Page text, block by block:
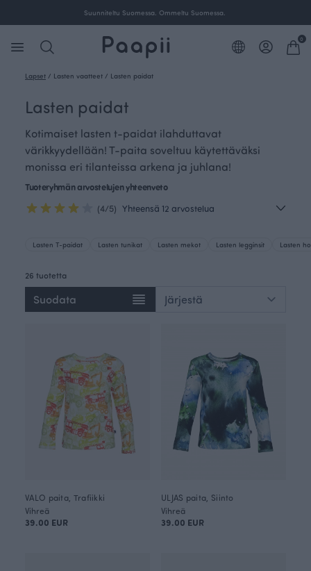
Ilmainen toimitus yli 100 € tilauksille Suomessa.
0
Lapset / Lasten vaatteet / Lasten paidat
Lasten paidat
Kotimaiset lasten t-paidat ilahduttavat
värikkyydellään! T-paita soveltuu käytettäväksi
monissa eri tilanteissa arkena ja juhlana!
Tuoteryhmän arvostelujen yhteenveto
(4/5) Yhteensä 12 arvostelua
Lasten T-paidat Lasten tunikat Lasten mekot Lasten legginsit Lasten
26 tuotetta
Suodata
VALO paita, Trafiikki
Vihreä
39.00 EUR
ULJAS paita, Siinto
Vihreä
39.00 EUR